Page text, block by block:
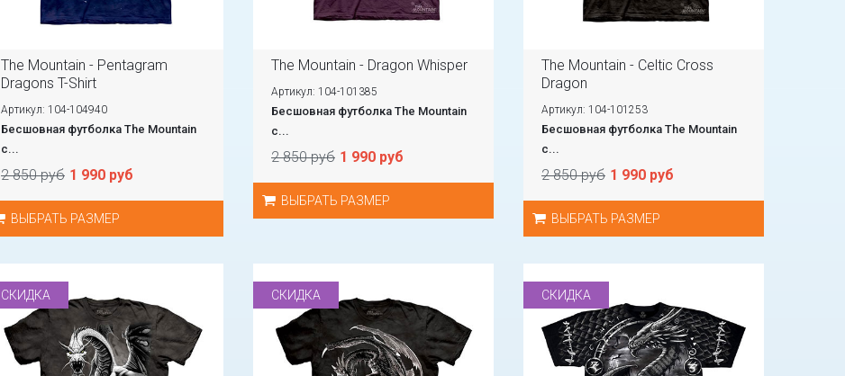
The Mountain - Pentagram
Dragons T-Shirt
Артикул: 104-104940
Бесшовная футболка The Mountain
с...
2 850 руб 1 990 руб
ВЫБРАТЬ РАЗМЕР
The Mountain - Dragon Whisper
Артикул: 104-101385
Бесшовная футболка The Mountain
с...
2 850 руб 1 990 руб
ВЫБРАТЬ РАЗМЕР
The Mountain - Celtic Cross
Dragon
Артикул: 104-101253
Бесшовная футболка The Mountain
с...
2 850 руб 1 990 руб
ВЫБРАТЬ РАЗМЕР
СКИДКА СКИДКА СКИДКА